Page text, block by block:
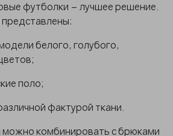
футболки – лучшее решение.
белого, голубого,
поло;
фактурой ткани.
можно комбинировать с брюками